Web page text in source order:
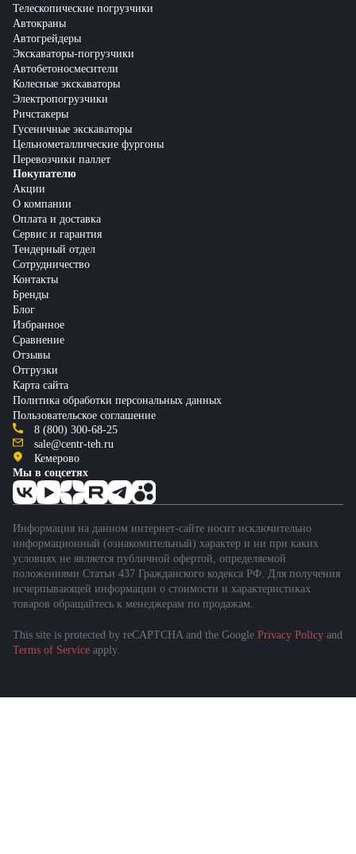
Телескопические погрузчики
Автокраны
Автогрейдеры
Экскаваторы-погрузчики
Автобетоносмесители
Колесные экскаваторы
Электропогрузчики
Ричстакеры
Гусеничные экскаваторы
Цельнометаллические фургоны
Перевозчики паллет
Покупателю
Акции
О компании
Оплата и доставка
Сервис и гарантия
Тендерный отдел
Сотрудничество
Контакты
Бренды
Блог
Избранное
Сравнение
Отзывы
Отгрузки
Карта сайта
Политика обработки персональных данных
Пользовательское соглашение
8 (800) 300-68-25
sale@centr-teh.ru
Кемерово
Мы в соцсетях
Информация на данном интернет-сайте носит исключительно
информационный (ознакомительный) характер и ни при каких
условиях не является публичной офертой, определяемой
положениями Статьи 437 Гражданского кодекса РФ. Для получения
исчерпывающей информации о стоимости и характеристиках
товаров обращайтесь к менеджерам по продажам.
This site is protected by reCAPTCHA and the Google Privacy Policy and
Terms of Service apply.